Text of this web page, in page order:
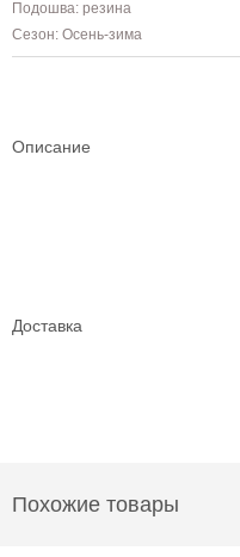
Подошва: резина
Сезон: Осень-зима
Описание
Доставка
Похожие товары